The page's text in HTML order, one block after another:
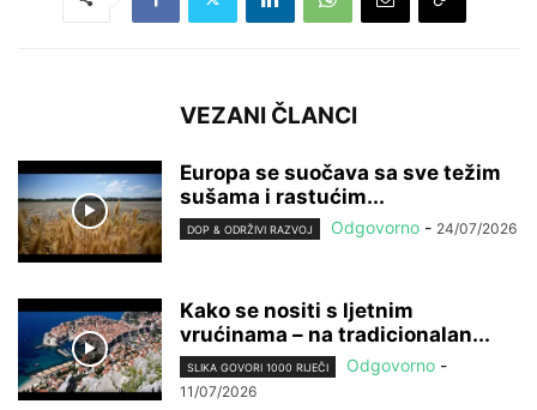
VEZANI ČLANCI
Europa se suočava sa sve težim
sušama i rastućim...
DOP & ODRŽIVI RAZVOJ Odgovorno - 24/07/2026
Kako se nositi s ljetnim
vrućinama – na tradicionalan...
SLIKA GOVORI 1000 RIJEČI Odgovorno -
11/07/2026